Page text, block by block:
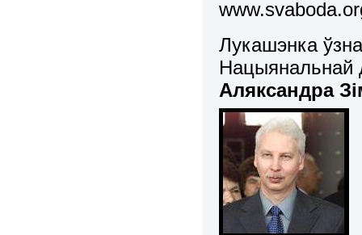
Лукашэнка
Нацыянальнай
Аляксандра